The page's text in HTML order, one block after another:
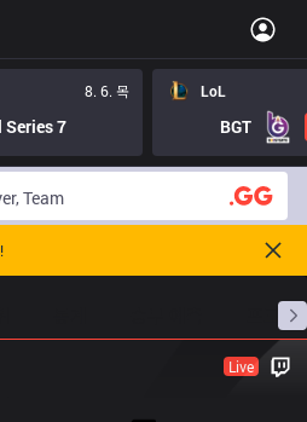
8. 6. 목
Series 7
LoL
BGT
프로빌
Live